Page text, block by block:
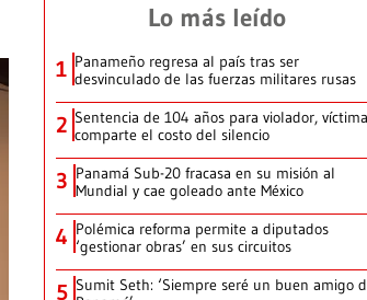
Lo más leído
1 Panameño regresa al país tras ser
desvinculado de las fuerzas militares rusas
2 Sentencia de 104 años para violador, víctima
comparte el costo del silencio
3 Panamá Sub-20 fracasa en su misión al
Mundial y cae goleado ante México
4 Polémica reforma permite a diputados
‘gestionar obras’ en sus circuitos
5 Sumit Seth: ‘Siempre seré un buen amigo